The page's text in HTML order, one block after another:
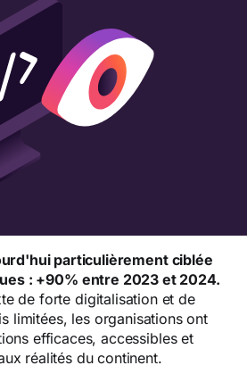
particulièrement ciblée
: +90% entre 2023 et 2024.
de forte digitalisation et de
limitées, les organisations ont
efficaces, accessibles et
réalités du continent.